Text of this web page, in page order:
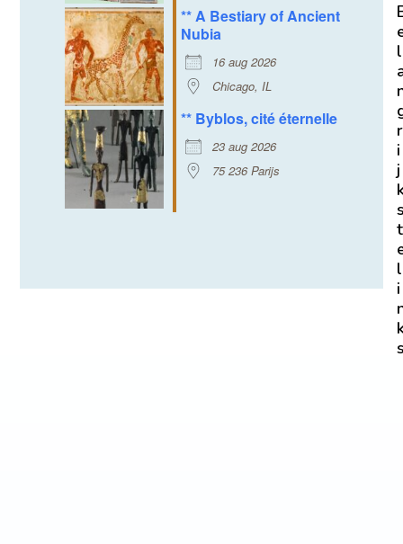
** A Bestiary of Ancient
Nubia
16 aug 2026
Chicago, IL
** Byblos, cité éternelle
23 aug 2026
75 236 Parijs
l
r
i
j
t
l
i